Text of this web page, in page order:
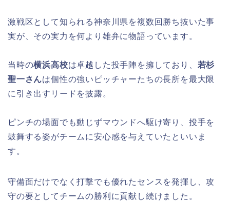
激戦区として知られる神奈川県を複数回勝ち抜いた事
実が、その実力を何より雄弁に物語っています。
当時の横浜高校は卓越した投手陣を擁しており、 若杉
聖一さんは個性の強いピッチャーたちの長所を最大限
に引き出すリードを披露。
ピンチの場面でも動じずマウンドへ駆け寄り、投手を
鼓舞する姿がチームに安心感を与えていたといいま
す。
守備面だけでなく打撃でも優れたセンスを発揮し、攻
守の要としてチームの勝利に貢献し続けました。